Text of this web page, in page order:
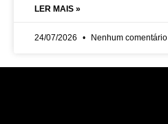
LER MAIS »
24/07/2026 Nenhum comentário